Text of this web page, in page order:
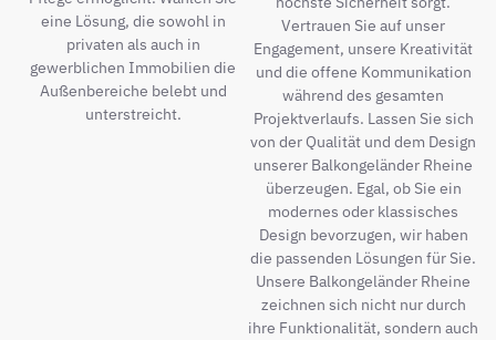
eine Lösung, die sowohl in
privaten als auch in
gewerblichen Immobilien die
Außenbereiche belebt und
unterstreicht.
Vertrauen Sie auf unser
Engagement, unsere Kreativität
und die offene Kommunikation
während des gesamten
Projektverlaufs. Lassen Sie sich
von der Qualität und dem Design
unserer Balkongeländer Rheine
überzeugen. Egal, ob Sie ein
modernes oder klassisches
Design bevorzugen, wir haben
die passenden Lösungen für Sie.
Unsere Balkongeländer Rheine
zeichnen sich nicht nur durch
ihre Funktionalität, sondern auch